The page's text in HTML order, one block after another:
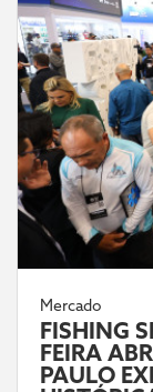
Mercado
FISHING
FEIRA
PAULO